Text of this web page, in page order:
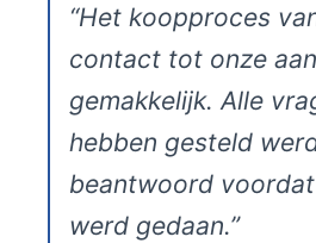
“Het koopproces
contact tot onze
gemakkelijk. Alle
hebben gesteld
beantwoord
werd gedaan.”